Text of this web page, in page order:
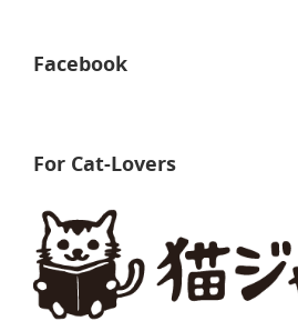
Facebook
For Cat-Lovers